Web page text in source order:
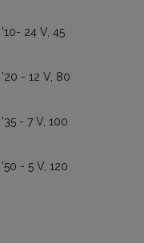
V, 45
V, 80
V, 100
V, 120